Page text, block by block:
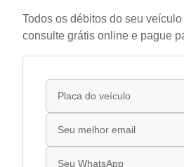
Todos os débitos do seu
consulte grátis online e pague